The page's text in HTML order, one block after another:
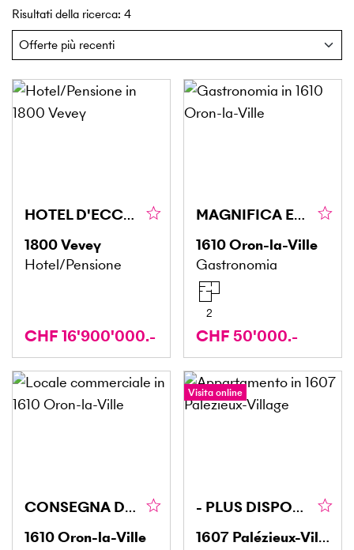
Risultati della ricerca: 4
HOTEL D'ECCEZIONE SULLA RIVIERA
1800Vevey
Hotel/Pensione
CHF 16'900'000.-
MAGNIFICA ENOTECA NELLA CANTINA A VOLTA
1610Oron-la-Ville
Gastronomia
2
CHF 50'000.-
CONSEGNA DEL NEGOZIO DI ALIMENTARI DI SUCCESSO
1610Oron-la-Ville
Visita online
- PLUS DISPONIBLE
1607 Palézieux-Village